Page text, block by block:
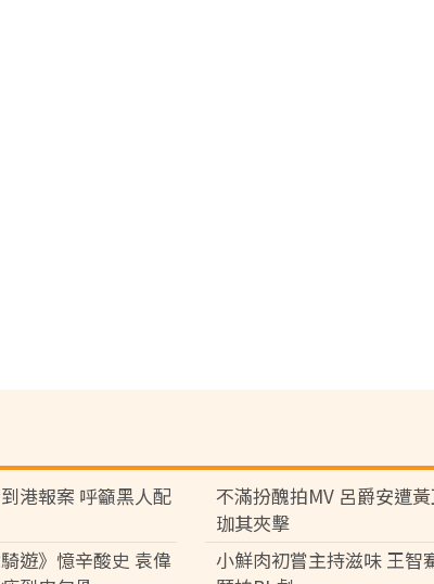
港報案 呼籲黑人配
不滿扮醜拍MV 呂爵安遭
珈其夾擊
遊》憶辛酸史 袁偉
小鮮肉初嘗主持滋味 王智